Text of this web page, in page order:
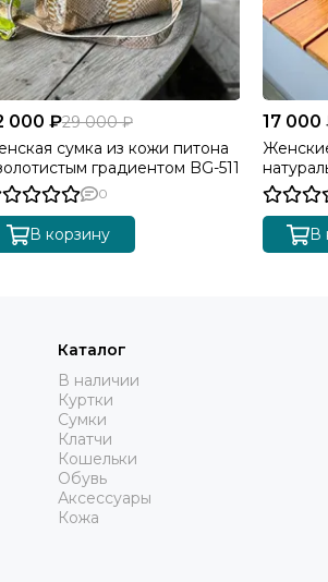
000 ₽29 000 ₽
сумка из кожи питона
градиентом BG-511
0
В корзину
17 000
В
Каталог
В наличии
Куртки
Сумки
Клатчи
Кошельки
Обувь
Аксессуары
Кожа